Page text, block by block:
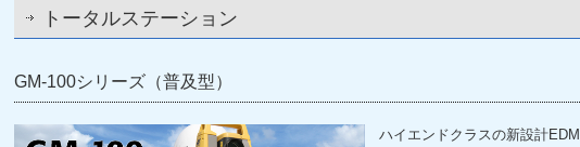
トータルステーション
GM-100シリーズ（普及型）
ハイエンドクラスの新設計EDM